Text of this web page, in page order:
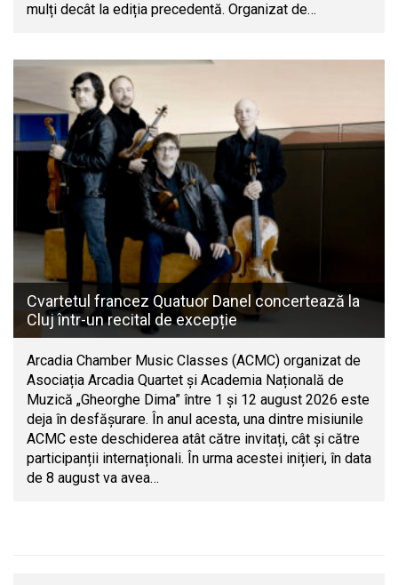
mulți decât la ediția precedentă. Organizat de…
Cvartetul francez Quatuor Danel concertează la
Cluj într-un recital de excepție
Arcadia Chamber Music Classes (ACMC) organizat de
Asociația Arcadia Quartet și Academia Națională de
Muzică „Gheorghe Dima” între 1 și 12 august 2026 este
deja în desfășurare. În anul acesta, una dintre misiunile
ACMC este deschiderea atât către invitați, cât și către
participanții internaționali. În urma acestei inițieri, în data
de 8 august va avea…